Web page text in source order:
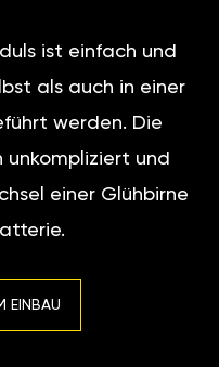
ist einfach und
als auch in einer
werden. Die
unkompliziert und
einer Glühbirne
EINBAU